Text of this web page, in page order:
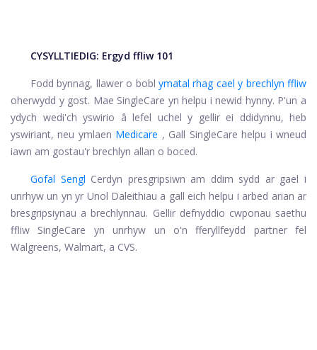
CYSYLLTIEDIG: Ergyd ffliw 101
Fodd bynnag, llawer o bobl ymatal rhag cael y brechlyn ffliw
oherwydd y gost. Mae SingleCare yn helpu i newid hynny. P'un a
ydych wedi'ch yswirio â lefel uchel y gellir ei ddidynnu, heb
yswiriant, neu ymlaen Medicare , Gall SingleCare helpu i wneud
iawn am gostau'r brechlyn allan o boced.
Gofal Sengl Cerdyn presgripsiwn am ddim sydd ar gael i
unrhyw un yn yr Unol Daleithiau a gall eich helpu i arbed arian ar
bresgripsiynau a brechlynnau. Gellir defnyddio cwponau saethu
ffliw SingleCare yn unrhyw un o'n fferyllfeydd partner fel
Walgreens, Walmart, a CVS.